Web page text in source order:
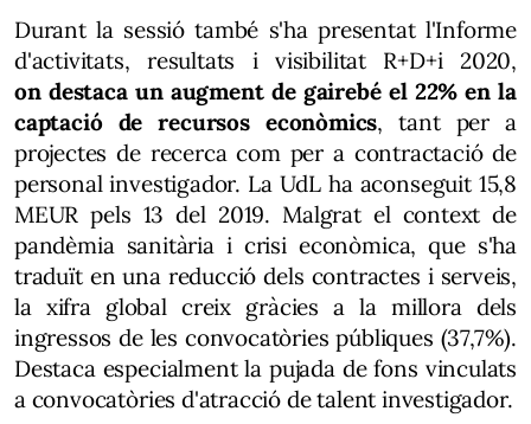
Durant la sessió també s'ha presentat l'Informe
d'activitats, resultats i visibilitat R+D+i 2020,
on destaca un augment de gairebé el 22% en la
captació de recursos econòmics, tant per a
projectes de recerca com per a contractació de
personal investigador. La UdL ha aconseguit 15,8
MEUR pels 13 del 2019. Malgrat el context de
pandèmia sanitària i crisi econòmica, que s'ha
traduït en una reducció dels contractes i serveis,
la xifra global creix gràcies a la millora dels
ingressos de les convocatòries públiques (37,7%).
Destaca especialment la pujada de fons vinculats
a convocatòries d'atracció de talent investigador.